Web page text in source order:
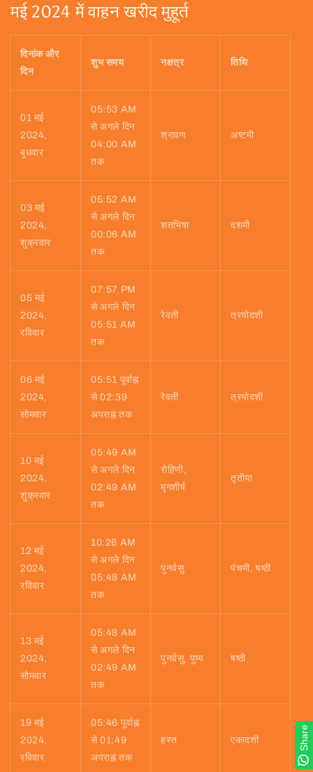
मई 2024 में वाहन खरीद मुहूर्त
दिनांक और
दिन
शुभ समय नक्षत्र तिथि
01 मई
2024,
बुधवार
05:53 AM
से अगले दिन
04:00 AM
तक
श्रावण अष्टमी
03 मई
2024,
शुक्रवार
05:52 AM
से अगले दिन
00:06 AM
तक
शतभिषा दशमी
05 मई
2024,
रविवार
07:57 PM
से अगले दिन
05:51 AM
तक
रेवती त्रयोदशी
06 मई
2024,
सोमवार
05:51 पूर्वाह्न
से 02:39
अपराह्न तक
रेवती त्रयोदशी
10 मई
2024,
शुक्रवार
05:49 AM
से अगले दिन
02:49 AM
तक
रोहिणी,
मृगशीर्ष
तृतीया
12 मई
2024,
रविवार
10:26 AM
से अगले दिन
05:48 AM
तक
पुनर्वसु पंचमी, षष्ठी
13 मई
2024,
सोमवार
05:48 AM
से अगले दिन
02:49 AM
तक
पुनर्वसु, पुष्य षष्ठी
19 मई
2024,
रविवार
05:46 पूर्वाह्न
से 01:49
अपराह्न तक
हस्त एकादशी Share